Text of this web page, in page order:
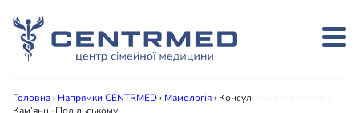
Головна› Напрямки CENTRMED› Мамологія› Консультація мамолога у